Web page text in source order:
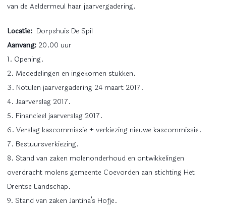
van de Aeldermeul haar jaarvergadering.
Locatie: Dorpshuis De Spil
Aanvang: 20.00 uur
1. Opening.
2. Mededelingen en ingekomen stukken.
3. Notulen jaarvergadering 24 maart 2017.
4. Jaarverslag 2017.
5. Financieel jaarverslag 2017.
6. Verslag kascommissie + verkiezing nieuwe kascommissie.
7. Bestuursverkiezing.
8. Stand van zaken molenonderhoud en ontwikkelingen
overdracht molens gemeente Coevorden aan stichting Het
Drentse Landschap.
9. Stand van zaken Jantina’s Hofje.